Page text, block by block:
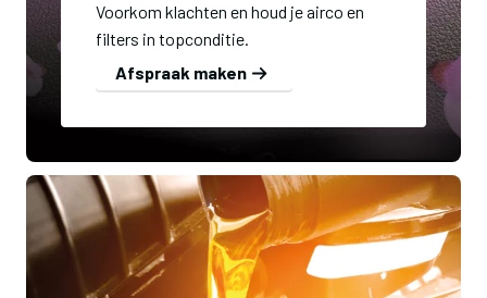
Voorkom klachten en houd je airco en
filters in topconditie.
Afspraak maken